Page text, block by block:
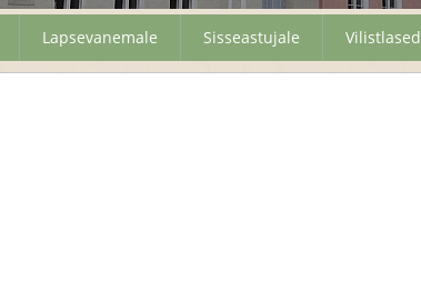
Lapsevanemale Sisseastujale Vilistlased